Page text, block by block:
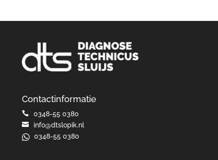
Contactinformatie
 0348-55 0380

info@dtslopik.nl
0348-55 0380